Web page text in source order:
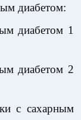
диабетом:
диабетом 1
диабетом 2
с сахарным